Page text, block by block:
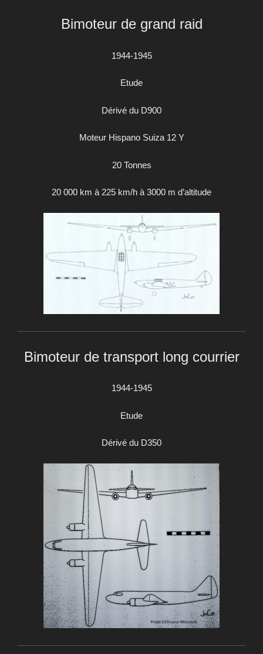
Bimoteur de grand raid
1944-1945
Etude
Dérivé du D900
Moteur Hispano Suiza 12 Y
20 Tonnes
20 000 km à 225 km/h à 3000 m d’altitude
Bimoteur de transport long courrier
1944-1945
Etude
Dérivé du D350